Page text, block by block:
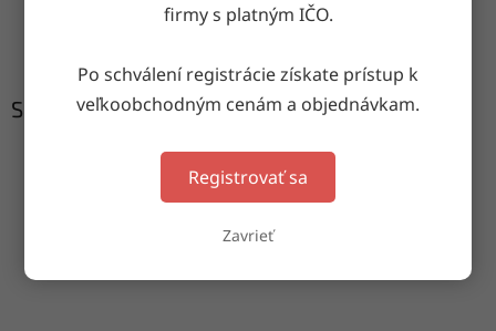
firmy s platným IČO.
Po schválení registrácie získate prístup k
veľkoobchodným cenám a objednávkam.
Registrovať sa
Zavrieť
Garancia doručenia
Súvisiaci tovar